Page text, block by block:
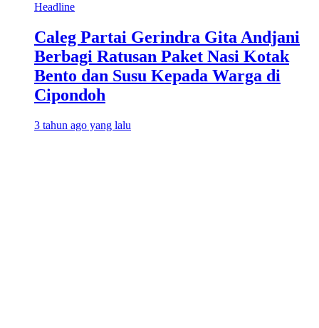
Headline
Caleg Partai Gerindra Gita Andjani
Berbagi Ratusan Paket Nasi Kotak
Bento dan Susu Kepada Warga di
Cipondoh
3 tahun ago yang lalu